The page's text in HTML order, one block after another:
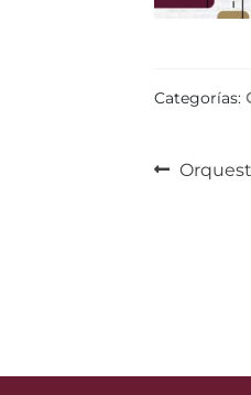
Categorías:
Anterior: